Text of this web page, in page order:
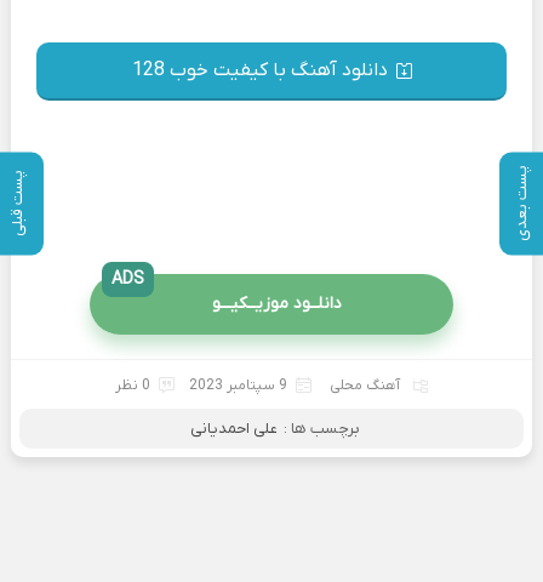
پست بعدی پست قبلی
دانلود آهنگ با کیفیت خوب 128
دانلــود موزیــکیـــو
ADS
آهنگ محلی 9 سپتامبر 2023 0 نظر
برچسب ها : علی احمدیانی